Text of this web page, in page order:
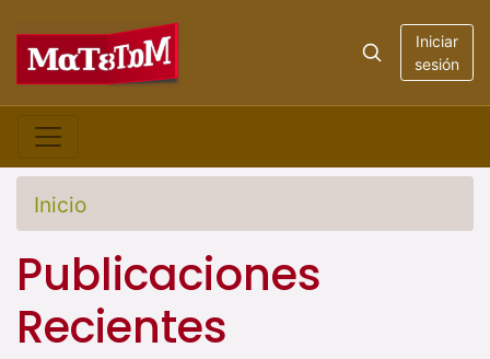
Iniciar
sesión
Inicio
Publicaciones
Recientes